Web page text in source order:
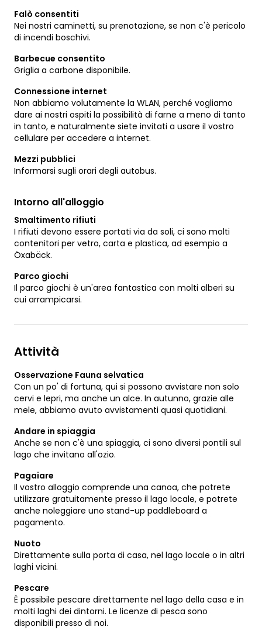
Falò consentiti
Nei nostri caminetti, su prenotazione, se non c'è pericolo
di incendi boschivi.
Barbecue consentito
Griglia a carbone disponibile.
Connessione internet
Non abbiamo volutamente la WLAN, perché vogliamo
dare ai nostri ospiti la possibilità di farne a meno di tanto
in tanto, e naturalmente siete invitati a usare il vostro
cellulare per accedere a internet.
Mezzi pubblici
Informarsi sugli orari degli autobus.
Intorno all'alloggio
Smaltimento rifiuti
I rifiuti devono essere portati via da soli, ci sono molti
contenitori per vetro, carta e plastica, ad esempio a
Öxabäck.
Parco giochi
Il parco giochi è un'area fantastica con molti alberi su
cui arrampicarsi.
Attività
Osservazione Fauna selvatica
Con un po' di fortuna, qui si possono avvistare non solo
cervi e lepri, ma anche un alce. In autunno, grazie alle
mele, abbiamo avuto avvistamenti quasi quotidiani.
Andare in spiaggia
Anche se non c'è una spiaggia, ci sono diversi pontili sul
lago che invitano all'ozio.
Pagaiare
Il vostro alloggio comprende una canoa, che potrete
utilizzare gratuitamente presso il lago locale, e potrete
anche noleggiare uno stand-up paddleboard a
pagamento.
Nuoto
Direttamente sulla porta di casa, nel lago locale o in altri
laghi vicini.
Pescare
È possibile pescare direttamente nel lago della casa e in
molti laghi dei dintorni. Le licenze di pesca sono
disponibili presso di noi.